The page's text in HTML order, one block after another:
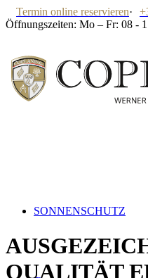
Termin online reservieren·
Öffnungszeiten: Mo – Fr: 08 -
SONNENSCHUTZ
QUALITÄT